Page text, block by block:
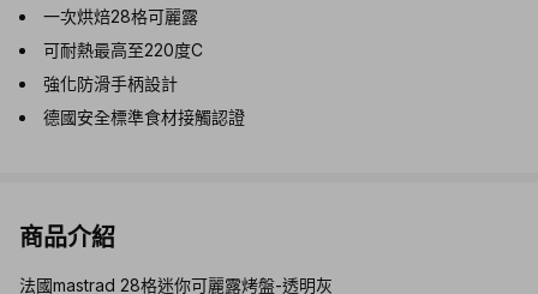
一次烘焙28格可麗露
可耐熱最高至220度C
強化防滑手柄設計
德國安全標準食材接觸認證
商品介紹
法國mastrad 28格迷你可麗露烤盤-透明灰